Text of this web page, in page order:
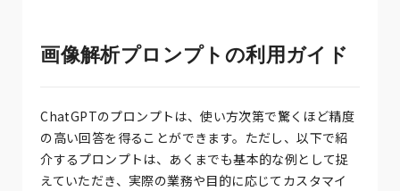
画像解析プロンプトの利用ガイド
ChatGPTのプロンプトは、使い方次第で驚くほど精度
の高い回答を得ることができます。ただし、以下で紹
介するプロンプトは、あくまでも基本的な例として捉
えていただき、実際の業務や目的に応じてカスタマイ